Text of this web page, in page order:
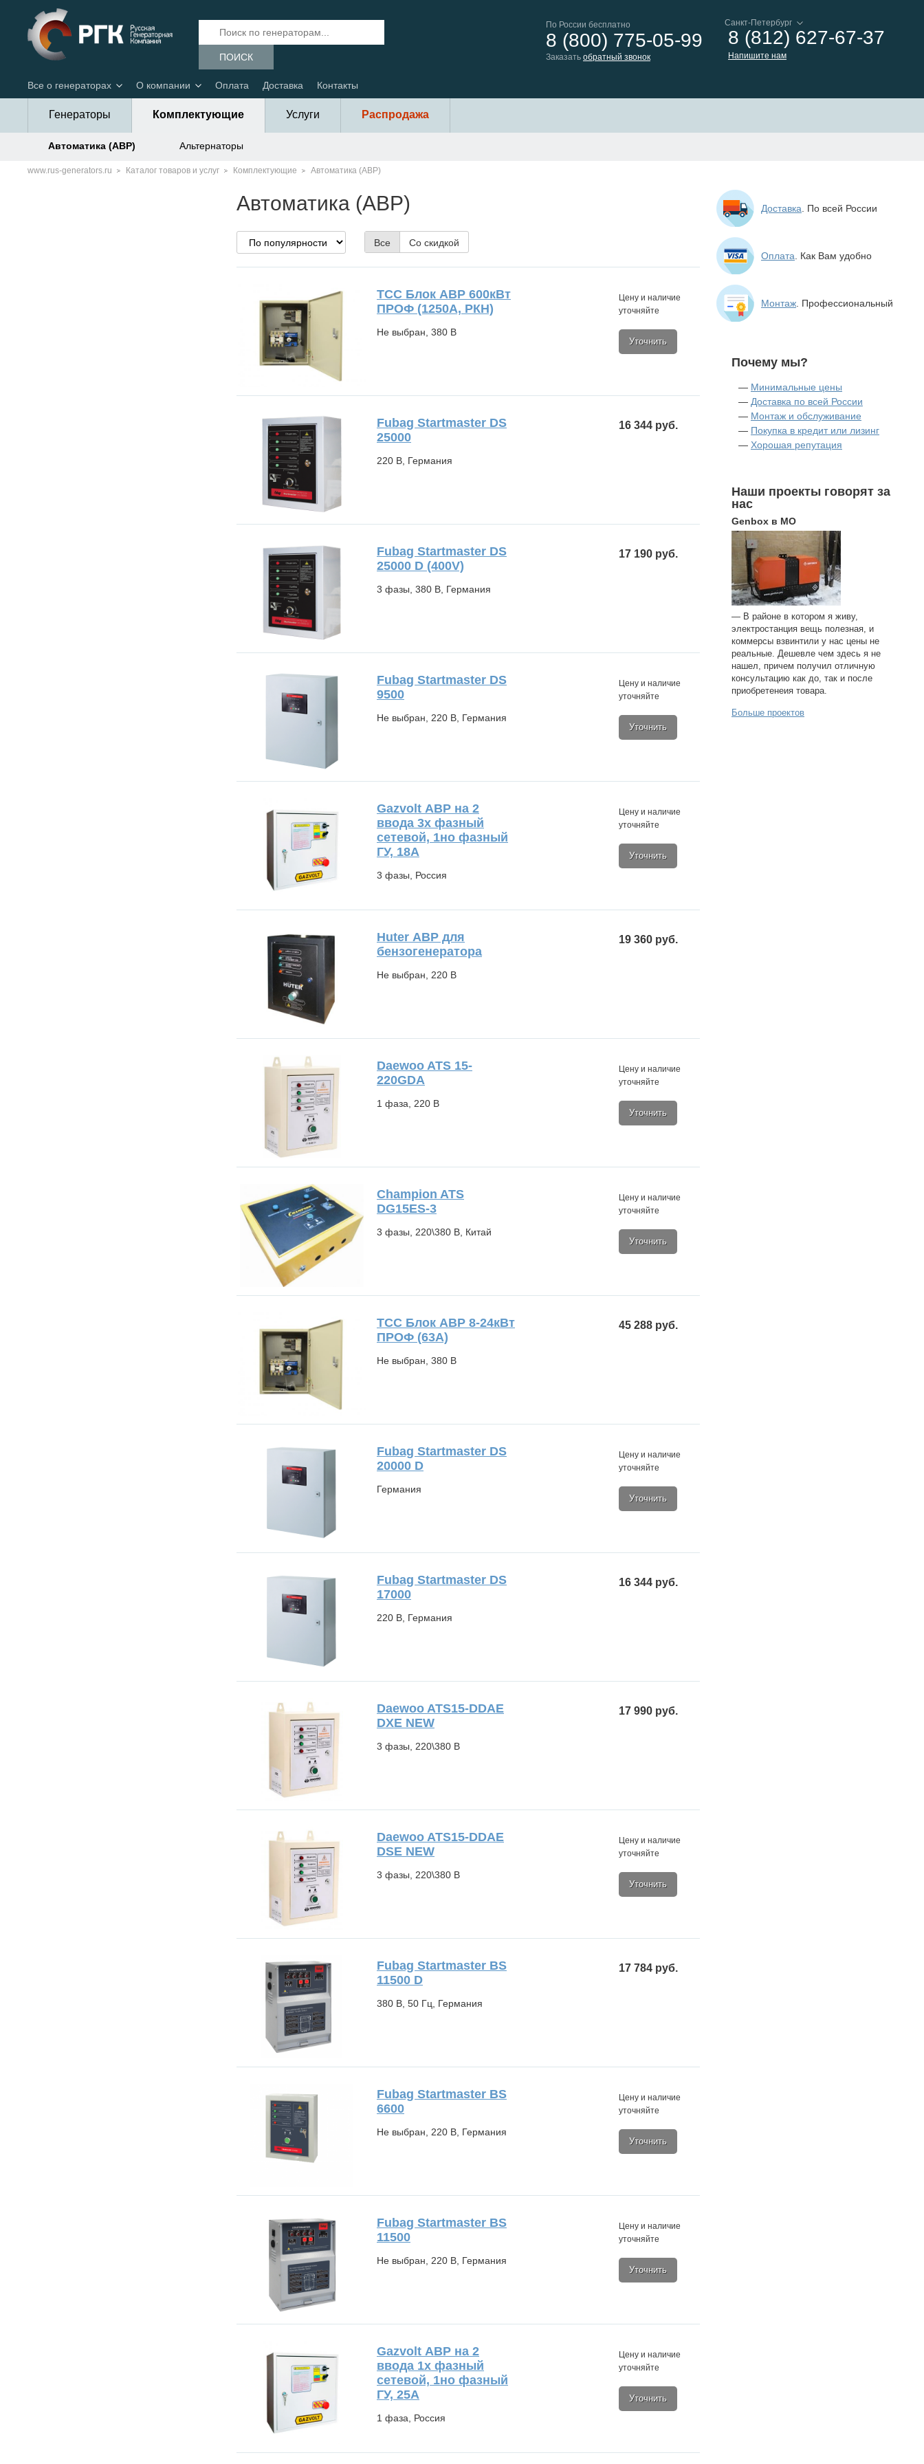
ПОИСК
По России бесплатно
8 (800) 775-05-99
Заказать обратный звонок
8 (812) 627-67-37
Напишите нам
Все о генераторах О компании Оплата Доставка Контакты
Генераторы Комплектующие Услуги Распродажа
Автоматика (АВР) Альтернаторы
www.rus-generators.ru Каталог товаров и услуг Комплектующие Автоматика (АВР)
Автоматика (АВР)
Все Со скидкой
ТСС Блок АВР 600кВт
ПРОФ (1250А, РКН)
Не выбран, 380 В
Цену и наличие
уточняйте
Уточнить
Fubag Startmaster DS
25000
220 В, Германия
16 344 руб.
Fubag Startmaster DS
25000 D (400V)
3 фазы, 380 В, Германия
17 190 руб.
Fubag Startmaster DS
9500
Не выбран, 220 В, Германия
Цену и наличие
уточняйте
Уточнить
Gazvolt АВР на 2
ввода 3х фазный
сетевой, 1но фазный
ГУ, 18А
3 фазы, Россия
Цену и наличие
уточняйте
Уточнить
Huter АВР для
бензогенератора
Не выбран, 220 В
19 360 руб.
Daewoo ATS 15-
220GDA
1 фаза, 220 В
Цену и наличие
уточняйте
Уточнить
Champion ATS
DG15ES-3
3 фазы, 220\380 В, Китай
Цену и наличие
уточняйте
Уточнить
ТСС Блок АВР 8-24кВт
ПРОФ (63А)
Не выбран, 380 В
45 288 руб.
Fubag Startmaster DS
20000 D
Германия
Цену и наличие
уточняйте
Уточнить
Fubag Startmaster DS
17000
220 В, Германия
16 344 руб.
Daewoo ATS15-DDAE
DXE NEW
3 фазы, 220\380 В
17 990 руб.
Daewoo ATS15-DDAE
DSE NEW
3 фазы, 220\380 В
Цену и наличие
уточняйте
Уточнить
Fubag Startmaster BS
11500 D
380 В, 50 Гц, Германия
17 784 руб.
Fubag Startmaster BS
6600
Не выбран, 220 В, Германия
Цену и наличие
уточняйте
Уточнить
Fubag Startmaster BS
11500
Не выбран, 220 В, Германия
Цену и наличие
уточняйте
Уточнить
Gazvolt АВР на 2
ввода 1х фазный
сетевой, 1но фазный
ГУ, 25А
1 фаза, Россия
Цену и наличие
уточняйте
Уточнить
Доставка . По всей России
Оплата . Как Вам удобно
Монтаж . Профессиональный
Почему мы?
— Минимальные цены
— Доставка по всей России
— Монтаж и обслуживание
— Покупка в кредит или лизинг
— Хорошая репутация
Наши проекты говорят за
нас
Genbox в МО
— В районе в котором я живу,
электростанция вещь полезная, и
коммерсы взвинтили у нас цены не
реальные. Дешевле чем здесь я не
нашел, причем получил отличную
консультацию как до, так и после
приобретенеия товара.
Больше проектов